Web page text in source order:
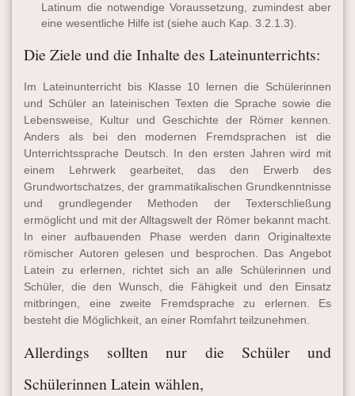
Latinum die notwendige Voraussetzung, zumindest aber
eine wesentliche Hilfe ist (siehe auch Kap. 3.2.1.3).
Die Ziele und die Inhalte des Lateinunterrichts:
Im Lateinunterricht bis Klasse 10 lernen die Schülerinnen
und Schüler an lateinischen Texten die Sprache sowie die
Lebensweise, Kultur und Geschichte der Römer kennen.
Anders als bei den modernen Fremdsprachen ist die
Unterrichtssprache Deutsch. In den ersten Jahren wird mit
einem Lehrwerk gearbeitet, das den Erwerb des
Grundwortschatzes, der grammati­kalischen Grundkenntnisse
und grundlegender Methoden der Texterschließung
ermöglicht und mit der Alltagswelt der Römer bekannt macht.
In einer aufbauenden Phase werden dann Originaltexte
römischer Autoren gelesen und besprochen. Das Angebot
Latein zu erlernen, richtet sich an alle Schülerinnen und
Schüler, die den Wunsch, die Fähigkeit und den Einsatz
mitbringen, eine zweite Fremdsprache zu erlernen. Es
besteht die Möglichkeit, an einer Romfahrt teilzunehmen.
Allerdings sollten nur die Schüler und
Schülerinnen Latein wählen,